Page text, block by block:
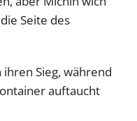
Seite des
Sieg, während
auftaucht